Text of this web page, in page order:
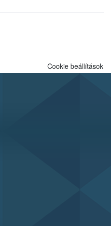
választhatják a postait
benyújtása.
Cookie beállítások